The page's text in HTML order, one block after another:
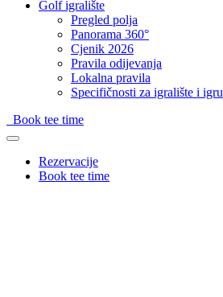
Golf igralište
Pregled polja
Panorama 360°
Cjenik 2026
Pravila odijevanja
Lokalna pravila
Specifičnosti za igralište i igru
Book tee time
Rezervacije
Book tee time